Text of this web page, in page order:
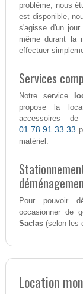
problème, nous
est disponible,
s'agisse d'un
même durant la
effectuer
Services
Notre service
propose la
accessoires
01.78.91.33.33
matériel.
Pour pouvoir
occasionner de
Saclas(selon les
Location